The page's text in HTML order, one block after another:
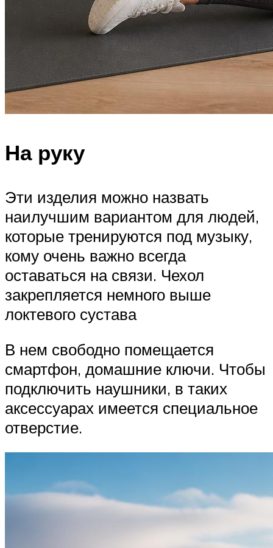
На руку
Эти изделия можно назвать
наилучшим вариантом для людей,
которые тренируются под музыку,
кому очень важно всегда
оставаться на связи. Чехол
закрепляется немного выше
локтевого сустава
В нем свободно помещается
смартфон, домашние ключи. Чтобы
подключить наушники, в таких
аксессуарах имеется специальное
отверстие.